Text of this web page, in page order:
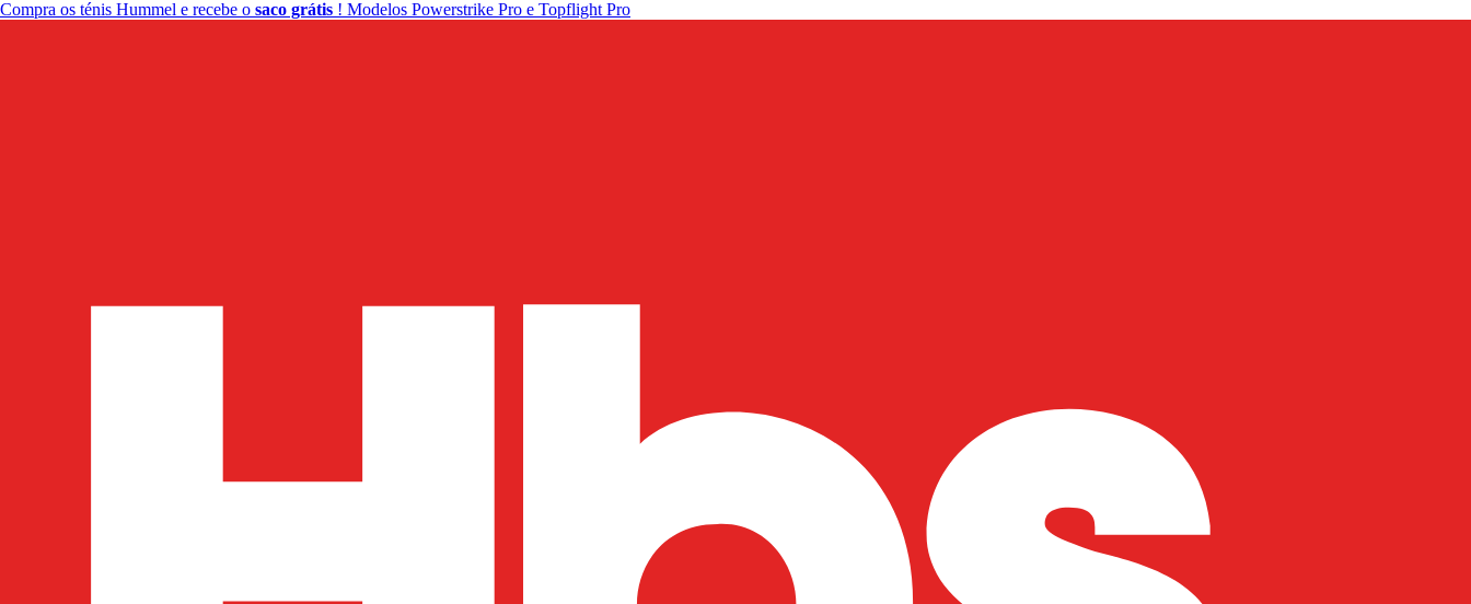
Compra os ténis Hummel e recebe o saco grátis ! Modelos Powerstrike Pro e Topflight Pro